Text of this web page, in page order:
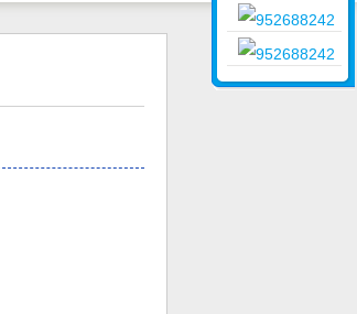
销售
销售